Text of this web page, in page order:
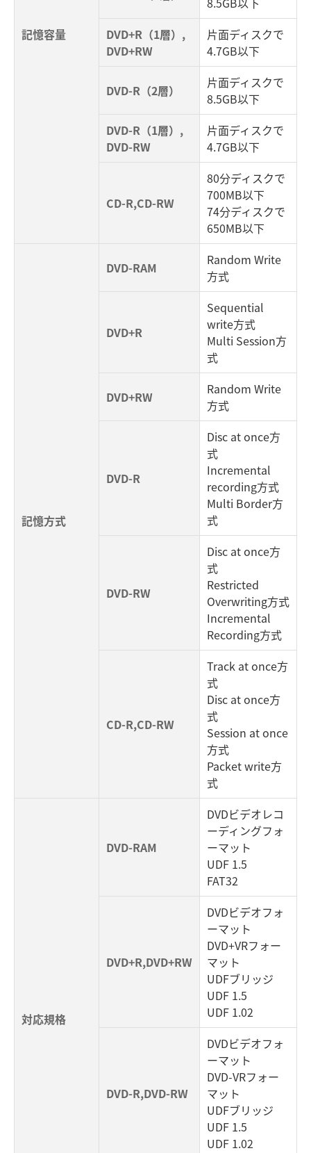
記憶容量
DVD+R（1層）,
DVD+RW
片面ディスクで
4.7GB以下
DVD-R（2層）
片面ディスクで
8.5GB以下
DVD-R（1層）,
DVD-RW
片面ディスクで
4.7GB以下
CD-R,CD-RW
80分ディスクで
700MB以下
74分ディスクで
650MB以下
記憶方式
DVD-RAM
Random Write
方式
DVD+R
Sequential
write方式
Multi Session方
式
DVD+RW
Random Write
方式
DVD-R
Disc at once方
式
Incremental
recording方式
Multi Border方
式
DVD-RW
Disc at once方
式
Restricted
Overwriting方式
Incremental
Recording方式
CD-R,CD-RW
Track at once方
式
Disc at once方
式
Session at once
方式
Packet write方
式
対応規格
DVD-RAM
DVDビデオレコ
ーディングフォ
ーマット
UDF 1.5
FAT32
DVD+R,DVD+RW
DVDビデオフォ
ーマット
DVD+VRフォー
マット
UDFブリッジ
UDF 1.5
UDF 1.02
DVD-R,DVD-RW
DVDビデオフォ
ーマット
DVD-VRフォー
マット
UDFブリッジ
UDF 1.5
UDF 1.02